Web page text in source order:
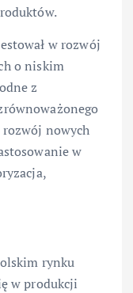
w rozwój
o niskim
z
nowych
w
rynku
w produkcji